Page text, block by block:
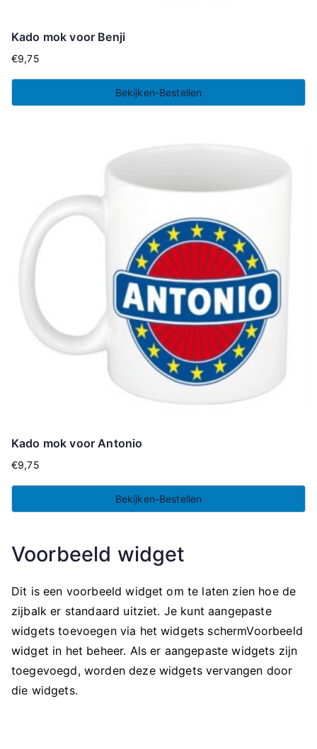
Kado mok voor Benji
€9,75
Bekijken-Bestellen
Kado mok voor Antonio
€9,75
Bekijken-Bestellen
Voorbeeld widget
Dit is een voorbeeld widget om te laten zien hoe de
zijbalk er standaard uitziet. Je kunt aangepaste
widgets toevoegen via het widgets schermVoorbeeld
widget in het beheer. Als er aangepaste widgets zijn
toegevoegd, worden deze widgets vervangen door
die widgets.